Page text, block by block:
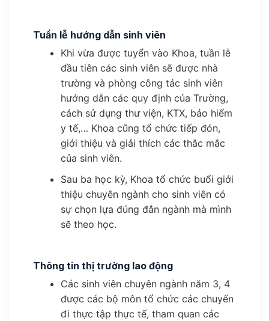
Tuần lễ hướng dẫn sinh viên
Khi vừa được tuyển vào Khoa, tuần lễ
đầu tiên các sinh viên sẽ được nhà
trường và phòng công tác sinh viên
hướng dẫn các quy định của Trường,
cách sử dụng thư viện, KTX, bảo hiểm
y tế,… Khoa cũng tổ chức tiếp đón,
giới thiệu và giải thích các thắc mắc
của sinh viên.
Sau ba học kỳ, Khoa tổ chức buổi giới
thiệu chuyên ngành cho sinh viên có
sự chọn lựa đúng đắn ngành mà mình
sẽ theo học.
Thông tin thị trường lao động
Các sinh viên chuyên ngành năm 3, 4
được các bộ môn tổ chức các chuyến
đi thực tập thực tế, tham quan các